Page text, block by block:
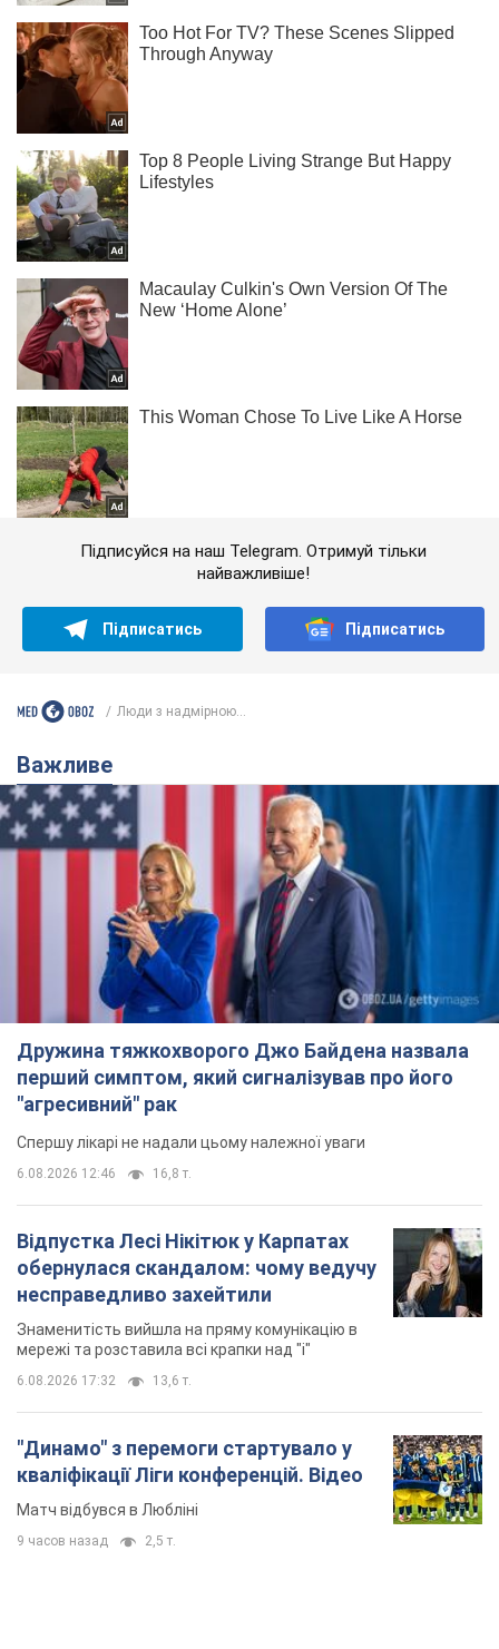
Підписуйся на наш Telegram. Отримуй тільки
найважливіше!
Підписатись Підписатись
Люди з надмірною...
Важливе
Дружина тяжкохворого Джо Байдена назвала
перший симптом, який сигналізував про його
"агресивний" рак
Спершу лікарі не надали цьому належної уваги
6.08.2026 12:46 16,8 т.
Відпустка Лесі Нікітюк у Карпатах
обернулася скандалом: чому ведучу
несправедливо захейтили
Знаменитість вийшла на пряму комунікацію в
мережі та розставила всі крапки над "і"
6.08.2026 17:32 13,6 т.
"Динамо" з перемоги стартувало у
кваліфікації Ліги конференцій. Відео
Матч відбувся в Любліні
9 часов назад 2,5 т.